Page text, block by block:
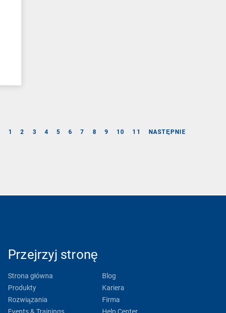
1 2 3 4 5 6 7 8 9 10 11 NASTĘPNIE
Przejrzyj stronę
Strona główna
Produkty
Rozwiązania
Blog
Kariera
Firma